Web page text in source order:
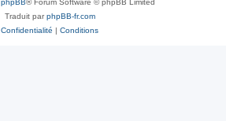
Traduit parphpBB-fr.com
Confidentialité | Conditions